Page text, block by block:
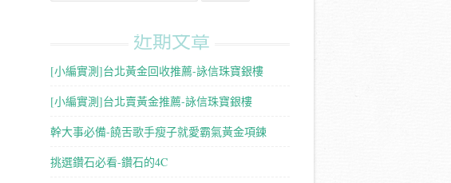
近期文章
[小編實測]台北黃金回收推薦-詠信珠寶銀樓
[小編實測]台北賣黃金推薦-詠信珠寶銀樓
幹大事必備-饒舌歌手瘦子就愛霸氣黃金項鍊
挑選鑽石必看-鑽石的4C